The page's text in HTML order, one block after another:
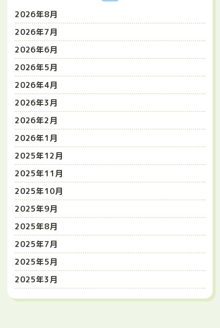
2026年8月
2026年7月
2026年6月
2026年5月
2026年4月
2026年3月
2026年2月
2026年1月
2025年12月
2025年11月
2025年10月
2025年9月
2025年8月
2025年7月
2025年5月
2025年3月